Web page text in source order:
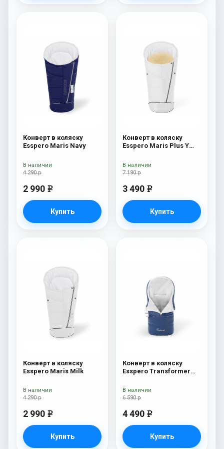
Конверт в коляску
Esspero Maris Navy
4 290 р
2 990 e
Купить
В наличии
Конверт в коляску
Esspero Maris Plus Y
мех) Milk
7 190 р
3 490 e
Купить
В наличии
Конверт в коляску
Esspero Maris Milk
4 290 р
2 990 e
Купить
В наличии
Конверт в коляску
Esspero Transformer
100% шерсть) Navy
6 590 р
4 490 e
Купить
В наличии